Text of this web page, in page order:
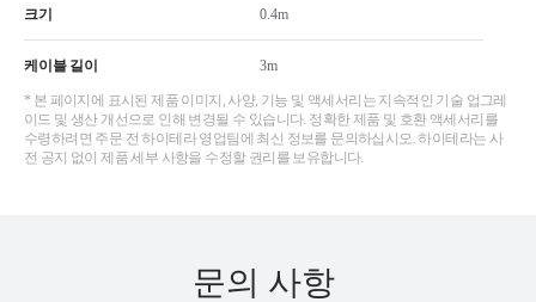
크기 0.4m
케이블 길이 3m
* 본 페이지에 표시된 제품 이미지, 사양, 기능 및 액세서리는 지속적인 기술 업그레
이드 및 생산 개선으로 인해 변경될 수 있습니다. 정확한 제품 및 호환 액세서리를
수령하려면 주문 전 하이테라 영업팀에 최신 정보를 문의하십시오. 하이테라는 사
전 공지 없이 제품 세부 사항을 수정할 권리를 보유합니다.
문의 사항